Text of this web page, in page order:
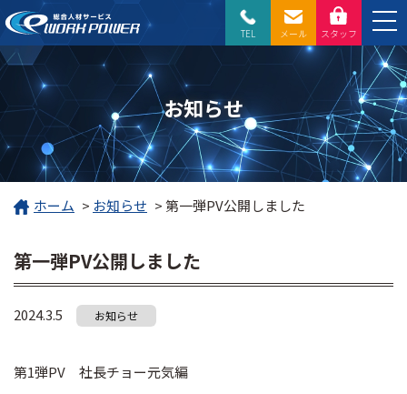
TEL メール スタッフ
お知らせ
ホーム > お知らせ >第一弾PV公開しました
第一弾PV公開しました
2024.3.5 お知らせ
第1弾PV 社長チョー元気編